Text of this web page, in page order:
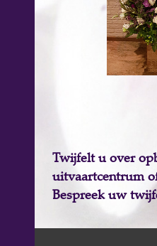
Twijfelt u over
uitvaartcentrum
Bespreek uw